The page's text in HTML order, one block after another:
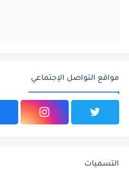
مواقع التواصل الإجتماعي
التسميات